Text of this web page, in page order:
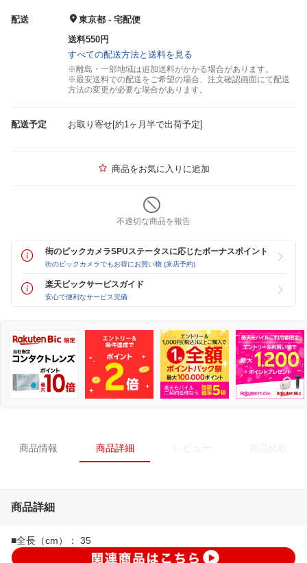
配送
東京都 - 宅配便
送料550円
すべての配送方法と送料を見る
※離島・一部地域は追加送料がかかる場合があります。
※最安送料での配送をご希望の場合、注文確認画面にて配送
方法の変更が必要な場合があります。
配送予定 お取り寄せ[約1ヶ月半で出荷予定]
商品をお気に入りに追加
不適切な商品を報告
街のビックカメラSPUステータスに応じたボーナスポイント
街のビックカメラでもお得にお買い物 (来店予約)
楽天ビックサービスガイド
安心で便利なサービス完備
商品情報 商品詳細
商品詳細
■全長（cm）： 35